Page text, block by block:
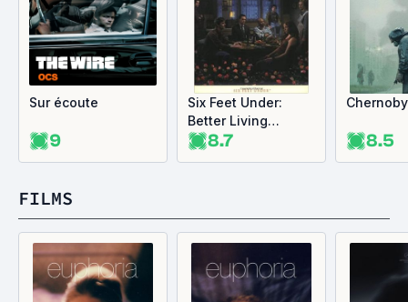
Sur écoute
9
Six Feet Under:
Better Living
Through Death
8.7 8.5
FILMS